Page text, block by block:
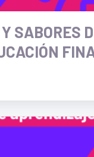
SABORES